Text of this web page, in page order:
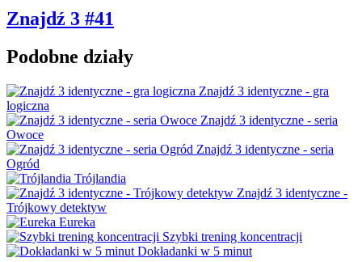
Znajdź 3 #41
Podobne działy
Znajdź 3 identyczne - gra
logiczna
Znajdź 3 identyczne - seria
Owoce
Znajdź 3 identyczne - seria
Ogród
Trójlandia
Znajdź 3 identyczne -
Trójkowy detektyw
Eureka
Szybki trening koncentracji
Dokładanki w 5 minut